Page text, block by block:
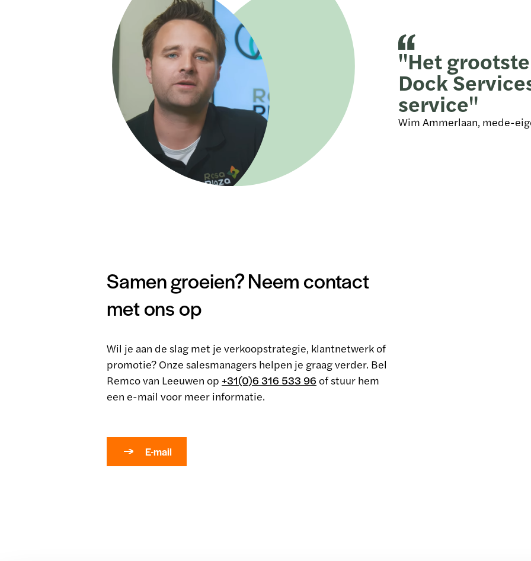
"Het
Dock
service"
Wim Ammerlaan, mede-
Samen groeien? Neem contact
met ons op
Wil je aan de slag met je verkoopstrategie, klantnetwerk of
promotie? Onze salesmanagers helpen je graag verder. Bel
Remco van Leeuwen op +31(0)6 316 533 96 of stuur hem
een e-mail voor meer informatie.
E-mail